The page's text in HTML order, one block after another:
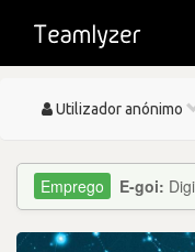
Toggle
Utilizador anónimo
E-goi: